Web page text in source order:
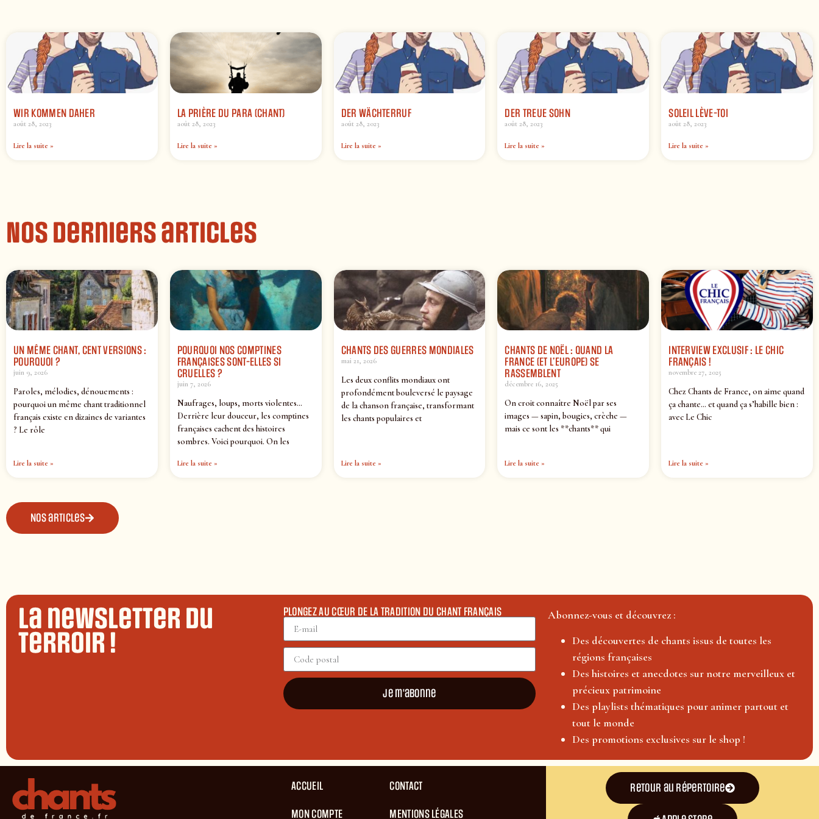
WIR KOMMEN DAHER
août 28, 2023
Lire la suite »
LA PRIÈRE DU PARA (CHANT)
août 28, 2023
Lire la suite »
DER WÄCHTERRUF
août 28, 2023
Lire la suite »
DER TREUE SOHN
août 28, 2023
Lire la suite »
SOLEIL LÈVE-TOI
août 28, 2023
Lire la suite »
Nos derniers articles
UN MÊME CHANT, CENT VERSIONS :
POURQUOI ?
juin 9, 2026
Paroles, mélodies, dénouements :
pourquoi un même chant traditionnel
français existe en dizaines de variantes
? Le rôle
Lire la suite »
POURQUOI NOS COMPTINES
FRANÇAISES SONT-ELLES SI
CRUELLES ?
juin 7, 2026
Naufrages, loups, morts violentes…
Derrière leur douceur, les comptines
françaises cachent des histoires
sombres. Voici pourquoi. On les
Lire la suite »
CHANTS DES GUERRES MONDIALES
mai 21, 2026
Les deux conflits mondiaux ont
profondément bouleversé le paysage
de la chanson française, transformant
les chants populaires et
Lire la suite »
CHANTS DE NOËL : QUAND LA
FRANCE (ET L’EUROPE) SE
RASSEMBLENT
décembre 16, 2025
On croit connaître Noël par ses
images — sapin, bougies, crèche —
mais ce sont les **chants** qui
Lire la suite »
INTERVIEW EXCLUSIF : LE CHIC
FRANÇAIS !
novembre 27, 2025
Chez Chants de France, on aime quand
ça chante… et quand ça s’habille bien :
avec Le Chic
Lire la suite »
Nos articles
La newsletter du
terroir !
PLONGEZ AU CŒUR DE LA TRADITION DU CHANT FRANÇAIS
Je m'abonne
Abonnez-vous et découvrez :
Des découvertes de chants issus de toutes les
régions françaises
Des histoires et anecdotes sur notre merveilleux et
précieux patrimoine
Des playlists thématiques pour animer partout et
tout le monde
Des promotions exclusives sur le shop !
ACCUEIL
MON COMPTE
CONTACT
MENTIONS LÉGALES
Retour au répertoire